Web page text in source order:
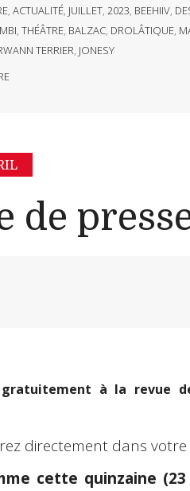
, ACTUALITÉ, JUILLET, 2023, BEEHIIV,
, THÉÂTRE, BALZAC, DROLÂTIQUE,
TERRIER, JONESY
de
gratuitement à la revue
directement dans
cette quinzaine